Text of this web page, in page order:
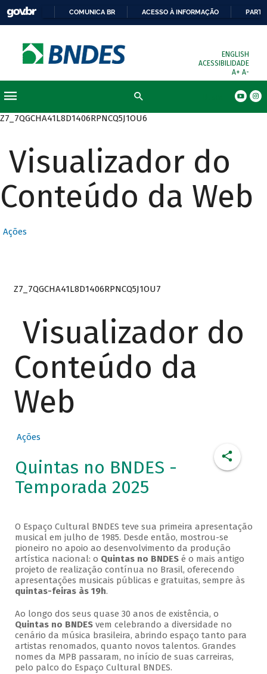
COMUNICA BR ACESSO À INFORMAÇÃO
ENGLISH
ACESSIBILIDADE
A+ A-
Z7_7QGCHA41L8D1406RPNCQ5J1OU6
Visualizador do
Conteúdo da Web
Ações
Z7_7QGCHA41L8D1406RPNCQ5J1OU7
Visualizador do
Conteúdo da
Web
Ações
Quintas no BNDES -
Temporada 2025
O Espaço Cultural BNDES teve sua primeira apresentação
musical em julho de 1985. Desde então, mostrou-se
pioneiro no apoio ao desenvolvimento da produção
artística nacional: o Quintas no BNDESé o mais antigo
projeto de realização contínua no Brasil, oferecendo
apresentações musicais públicas e gratuitas, sempre às
quintas-feiras às 19h.
Ao longo dos seus quase 30 anos de existência, o
Quintas no BNDESvem celebrando a diversidade no
cenário da música brasileira, abrindo espaço tanto para
artistas renomados, quanto novos talentos. Grandes
nomes da MPB passaram, no início de suas carreiras,
pelo palco do Espaço Cultural BNDES.